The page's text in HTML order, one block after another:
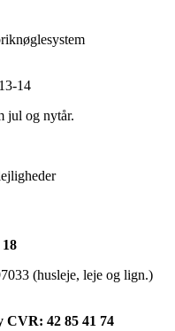
14
jul og nytår.
(husleje, leje og lign.)
CVR: 42 85 41 74